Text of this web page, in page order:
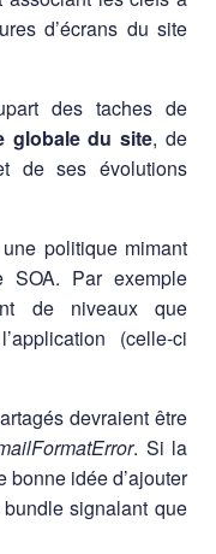
d’écrans du site
des taches de
globale du site, de
de ses évolutions
politique mimant
SOA. Par exemple
de niveaux que
(celle-ci
devraient être
. Si la
bonne idée d’ajouter
signalant que